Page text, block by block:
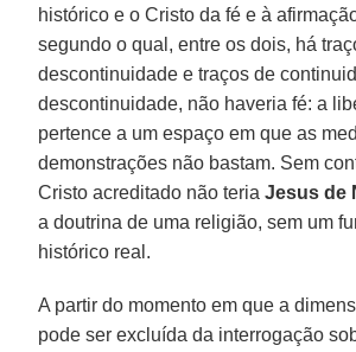
histórico e o Cristo da fé e à
segundo o qual, entre os dois, há
descontinuidade e traços de
descontinuidade, não haveria fé: a
pertence a um espaço em que as
demonstrações não bastam. Sem
Cristo acreditado não teriaJesus de
a doutrina de uma religião, sem um
histórico real.
A partir do momento em que a
pode ser excluída da interrogação